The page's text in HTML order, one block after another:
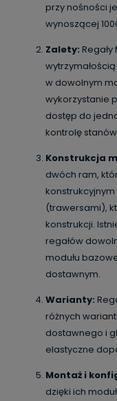
przy nośności
wynoszącej
Zalety:
w dowolnym
wykorzystanie
dostęp do
kontrolę
Konstrukcja
dwóch ram,
konstrukcyjnym
(trawersami),
konstrukcji.
regałów
modułu
dostawnym.
Warianty:
różnych
dostawnego i
elastyczne
Montaż i
dzięki ich